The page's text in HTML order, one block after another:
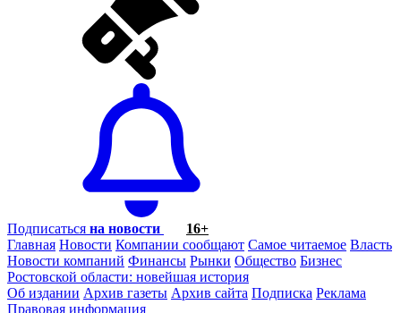
Подписаться на новости
16+
Главная Новости Компании сообщают Самое читаемое Власть
Новости компаний Финансы Рынки Общество Бизнес
Ростовской области: новейшая история
Об издании Архив газеты Архив сайта Подписка Реклама
Правовая информация